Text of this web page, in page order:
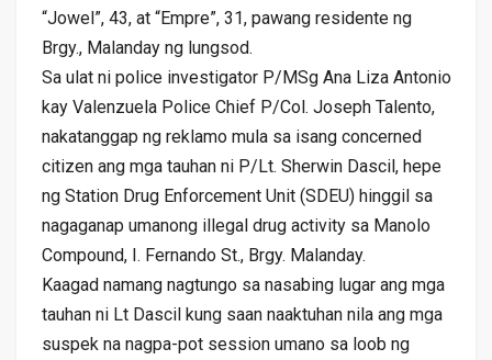
“Jowel”, 43, at “Empre”, 31, pawang residente ng
Brgy., Malanday ng lungsod.
Sa ulat ni police investigator P/MSg Ana Liza Antonio
kay Valenzuela Police Chief P/Col. Joseph Talento,
nakatanggap ng reklamo mula sa isang concerned
citizen ang mga tauhan ni P/Lt. Sherwin Dascil, hepe
ng Station Drug Enforcement Unit (SDEU) hinggil sa
nagaganap umanong illegal drug activity sa Manolo
Compound, I. Fernando St., Brgy. Malanday.
Kaagad namang nagtungo sa nasabing lugar ang mga
tauhan ni Lt Dascil kung saan naaktuhan nila ang mga
suspek na nagpa-pot session umano sa loob ng